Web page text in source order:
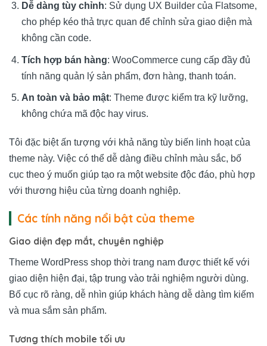
Dễ dàng tùy chỉnh: Sử dụng UX Builder của Flatsome,
cho phép kéo thả trực quan để chỉnh sửa giao diện mà
không cần code.
Tích hợp bán hàng: WooCommerce cung cấp đầy đủ
tính năng quản lý sản phẩm, đơn hàng, thanh toán.
An toàn và bảo mật: Theme được kiểm tra kỹ lưỡng,
không chứa mã độc hay virus.
Tôi đặc biệt ấn tượng với khả năng tùy biến linh hoạt của
theme này. Việc có thể dễ dàng điều chỉnh màu sắc, bố
cục theo ý muốn giúp tạo ra một website độc đáo, phù hợp
với thương hiệu của từng doanh nghiệp.
Các tính năng nổi bật của theme
Giao diện đẹp mắt, chuyên nghiệp
Theme WordPress shop thời trang nam được thiết kế với
giao diện hiện đại, tập trung vào trải nghiệm người dùng.
Bố cục rõ ràng, dễ nhìn giúp khách hàng dễ dàng tìm kiếm
và mua sắm sản phẩm.
Tương thích mobile tối ưu